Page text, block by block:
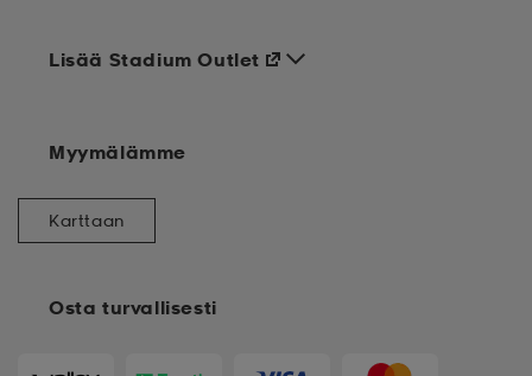
Osta turvallisesti
Lisää Stadium Outlet
Myymälämme
Karttaan